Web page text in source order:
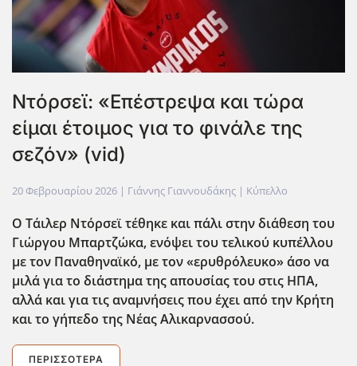
Ντόρσεϊ: «Επέστρεψα και τώρα
είμαι έτοιμος για το φινάλε της
σεζόν» (vid)
20 Φεβρουαρίου 2026 | Γιάννης Γιαννουδάκης | Κύπελλο
Ο Τάιλερ Ντόρσεϊ τέθηκε και πάλι στην διάθεση του
Γιώργου Μπαρτζώκα, ενόψει του τελικού κυπέλλου
με τον Παναθηναϊκό, με τον «ερυθρόλευκο» άσο να
μιλά για το διάστημα της απουσίας του στις ΗΠΑ,
αλλά και για τις αναμνήσεις που έχει από την Κρήτη
και το γήπεδο της Νέας Αλικαρνασσού.
ΠΕΡΙΣΣΌΤΕΡΑ